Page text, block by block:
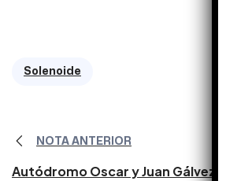
Solenoide
NOTA ANTERIOR
Autódromo Oscar y Juan Gálvez: